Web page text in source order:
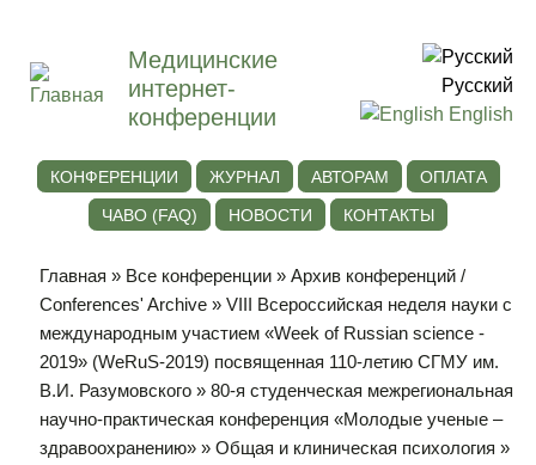
Медицинские
интернет-
конференции
Русский
English
КОНФЕРЕНЦИИ ЖУРНАЛ АВТОРАМ
ОПЛАТА
ЧАВО (FAQ)
НОВОСТИ КОНТАКТЫ
Главная » Все конференции »Архив конференций /
Conferences' Archive »VIII Всероссийская неделя науки с
международным участием «Week of Russian science -
2019» (WeRuS-2019) посвященная 110-летию СГМУ им.
В.И. Разумовского »80-я студенческая межрегиональная
научно-практическая конференция «Молодые ученые –
здравоохранению» »Общая и клиническая психология »